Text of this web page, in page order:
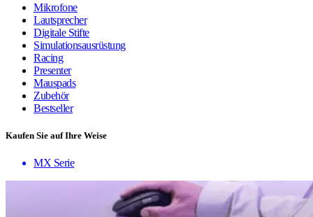
Mikrofone
Lautsprecher
Digitale Stifte
Simulationsausrüstung
Racing
Presenter
Mauspads
Zubehör
Bestseller
Kaufen Sie auf Ihre Weise
MX Serie